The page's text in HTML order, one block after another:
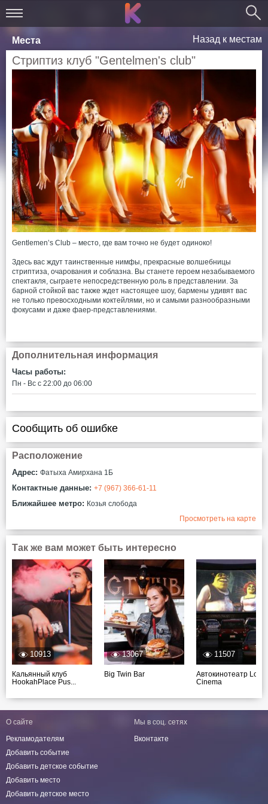
Места Назад к местам
Стриптиз клуб "Gentelmen's club"
Gentlemen’s Club – место, где вам точно не будет одиноко!
Здесь вас ждут таинственные нимфы, прекрасные волшебницы
стриптиза, очарования и соблазна. Вы станете героем незабываемого
спектакля, сыграете непосредственную роль в представлении. За
барной стойкой вас также ждет настоящее шоу, бармены удивят вас
не только превосходными коктейлями, но и самыми разнообразными
фокусами и даже фаер-представлениями.
Дополнительная информация
Часы работы:
Пн - Вс c 22:00 до 06:00
Сообщить об ошибке
Расположение
Адрес: Фатыха Амирхана 1Б
Контактные данные: +7 (967) 366-61-11
Ближайшее метро: Козья слобода
Просмотреть на карте
Так же вам может быть интересно
10913
Кальянный клуб
HookahPlace Pus...
13067
Big Twin Bar
11507
Автокинотеатр Love
Cinema
О сайте
Рекламодателям
Добавить событие
Добавить детское событие
Добавить место
Добавить детское место
Мы в соц. сетях
Вконтакте